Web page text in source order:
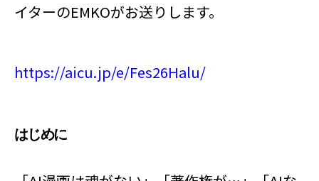
イターのEMKOがお送りします。
https://aicu.jp/e/Fes26Halu/
はじめに